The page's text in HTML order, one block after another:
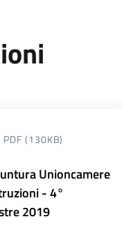
PDF (130KB)
Unioncamere
- 4°
2019